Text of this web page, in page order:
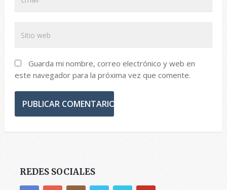
Guarda mi nombre, correo electrónico y web en
este navegador para la próxima vez que comente.
REDES SOCIALES